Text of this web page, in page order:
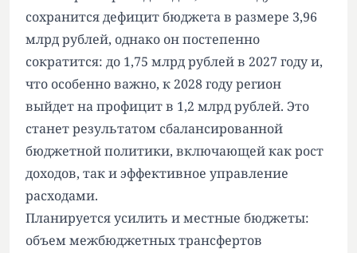
сохранится дефицит бюджета в размере 3,96
млрд рублей, однако он постепенно
сократится: до 1,75 млрд рублей в 2027 году и,
что особенно важно, к 2028 году регион
выйдет на профицит в 1,2 млрд рублей. Это
станет результатом сбалансированной
бюджетной политики, включающей как рост
доходов, так и эффективное управление
расходами.
Планируется усилить и местные бюджеты:
объем межбюджетных трансфертов